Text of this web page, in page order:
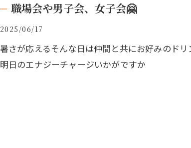
職場会や男子会、女子会🤗
2025/06/17
暑さが応えるそんな日は仲間と共にお好みのド
明日のエナジーチャージいかがですか